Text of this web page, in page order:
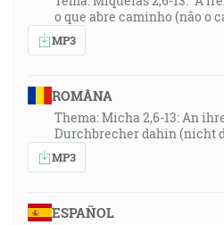
o que abre caminho (não o
MP3
ROMÂNA
Thema: Micha 2,6-13: An
Durchbrecher dahin (nicht
MP3
ESPAÑOL